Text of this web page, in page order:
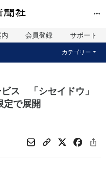
会員登録 サポート
カテゴリー
ビス 「シセイドウ」
定で展開